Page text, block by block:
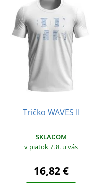
Tričko WAVES II
SKLADOM
v piatok 7. 8. u vás
16,82 €